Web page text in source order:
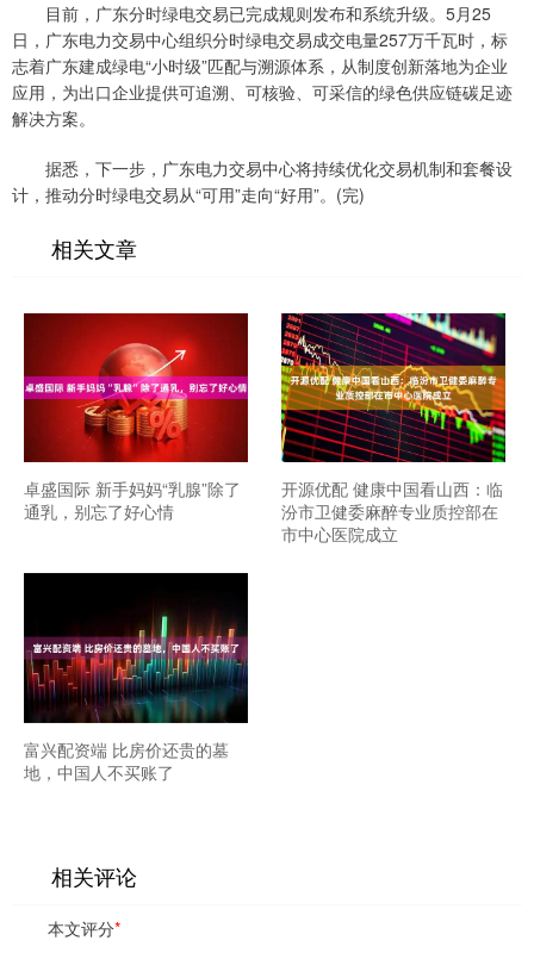
目前，广东分时绿电交易已完成规则发布和系统升级。5月25
日，广东电力交易中心组织分时绿电交易成交电量257万千瓦时，标
志着广东建成绿电“小时级”匹配与溯源体系，从制度创新落地为企业
应用，为出口企业提供可追溯、可核验、可采信的绿色供应链碳足迹
解决方案。
据悉，下一步，广东电力交易中心将持续优化交易机制和套餐设
计，推动分时绿电交易从“可用”走向“好用”。(完)
相关文章
卓盛国际 新手妈妈“乳腺”除了
通乳，别忘了好心情
开源优配 健康中国看山西：临
汾市卫健委麻醉专业质控部在
市中心医院成立
富兴配资端 比房价还贵的墓
地，中国人不买账了
相关评论
本文评分*